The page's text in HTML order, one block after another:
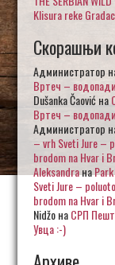
Klisura reke
Скорашњи
Администратор
Вртеч –
Dušanka Čaovićна
Вртеч –
Администратор
– vrh Sveti Jure –
brodom na Hvar i
Aleksandraна
Sveti Jure –
brodom na Hvar i
NidžoнаСРП
Увца :-)